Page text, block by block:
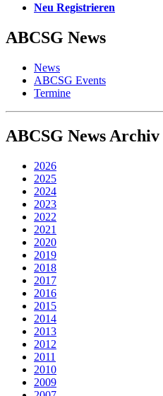
Neu Registrieren
ABCSG News
News
ABCSG Events
Termine
ABCSG News Archiv
2026
2025
2024
2023
2022
2021
2020
2019
2018
2017
2016
2015
2014
2013
2012
2011
2010
2009